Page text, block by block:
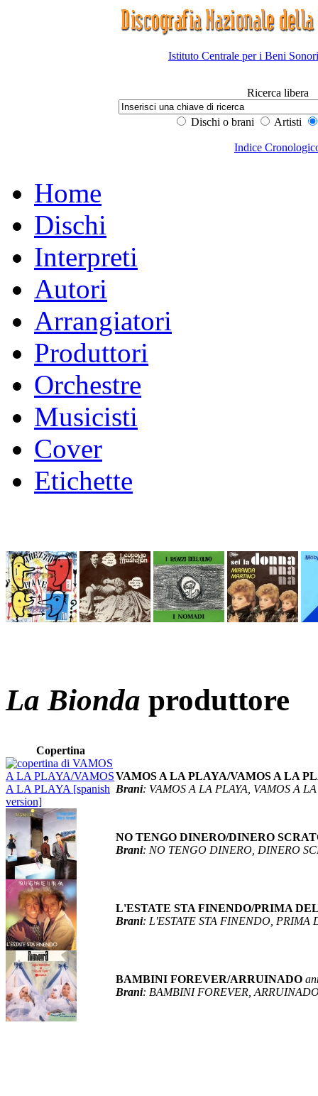
Istituto Centrale per i Beni
Ricerca libera
Dischi o brani Artisti
Indice
Home
Dischi
Interpreti
Autori
Arrangiatori
Produttori
Orchestre
Musicisti
Cover
Etichette
La Bionda produttore
Copertina
VAMOS A LA PLAYA/VAMOS A LA
Brani: VAMOS A LA PLAYA, VAMOS A
NO TENGO DINERO/DINERO
Brani: NO TENGO DINERO, DINERO
L'ESTATE STA FINENDO/PRIMA
Brani: L'ESTATE STA FINENDO, PRIMA
BAMBINI FOREVER/ARRUINADO
Brani: BAMBINI FOREVER,